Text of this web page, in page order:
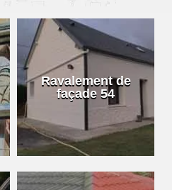
Ravalement de
façade 54